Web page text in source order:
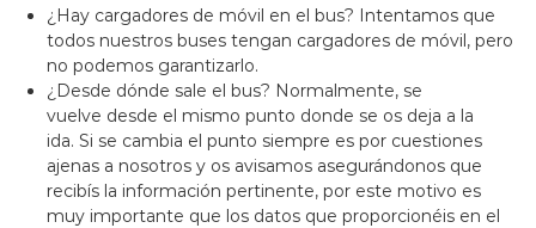
¿Hay cargadores de móvil en el bus? Intentamos que
todos nuestros buses tengan cargadores de móvil, pero
no podemos garantizarlo.
¿Desde dónde sale el bus? Normalmente, se
vuelve desde el mismo punto donde se os deja a la
ida. Si se cambia el punto siempre es por cuestiones
ajenas a nosotros y os avisamos asegurándonos que
recibís la información pertinente, por este motivo es
muy importante que los datos que proporcionéis en el